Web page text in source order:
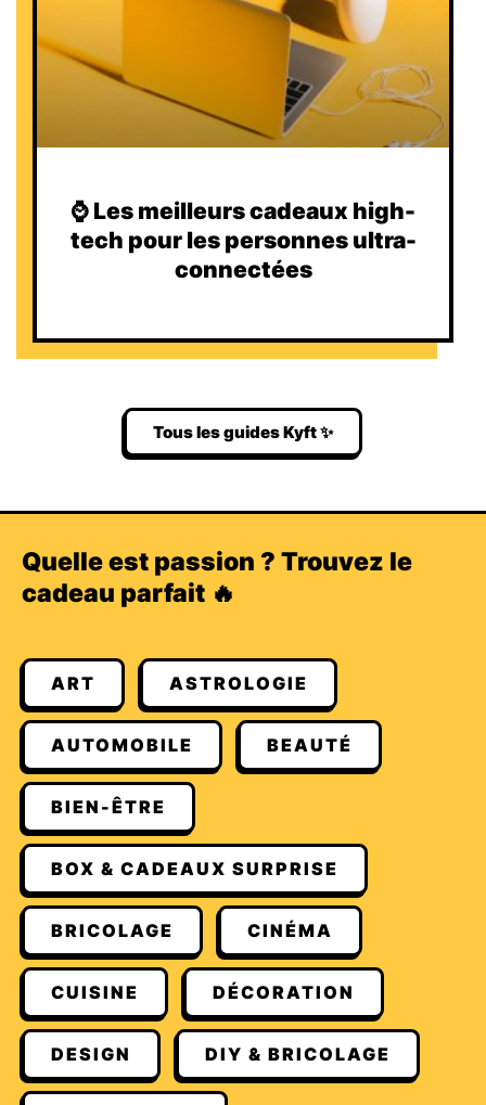
⌚️ Les meilleurs cadeaux high-
tech pour les personnes ultra-
connectées
Tous les guides Kyft ✨
Quelle est passion ? Trouvez le
cadeau parfait 🔥
ART ASTROLOGIE
AUTOMOBILE BEAUTÉ
BIEN-ÊTRE
BOX & CADEAUX SURPRISE
BRICOLAGE CINÉMA
CUISINE DÉCORATION
DESIGN DIY & BRICOLAGE